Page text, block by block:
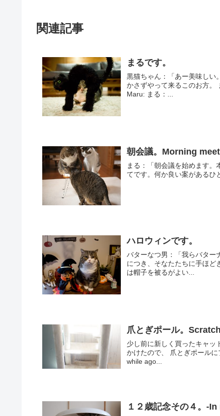
関連記事
まるです。
黒猫ちゃん：「あー美味しい。なんて
かさずやって来るこのお方。 まる：「ちょっとちょっと、ひとのお皿で何してるんですか。」
Maru: まる：...
朝会議。Morning
まる：「朝会議を始めます
てです。何か良い案があるひ
ハロウィンです。
バターなつ男：「我らバター
につき、そなたたちに手ほどきをし
は帽子を被るがよい...
爪とぎポール。
少し前に新しく買ったキャッ
かけたので、 爪とぎポール
while ago...
１２歳記念その４。-